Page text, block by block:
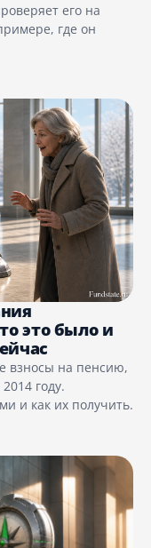
его на
где он
это было и
взносы на пенсию,
году.
и как их получить.